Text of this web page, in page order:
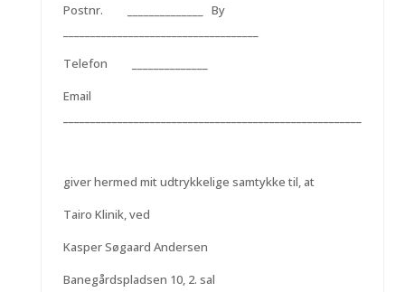
Postnr. ______________ By
Telefon ______________
Email
giver hermed mit udtrykkelige samtykke til, at
Tairo Klinik, ved
Kasper Søgaard Andersen
Banegårdspladsen 10, 2. sal